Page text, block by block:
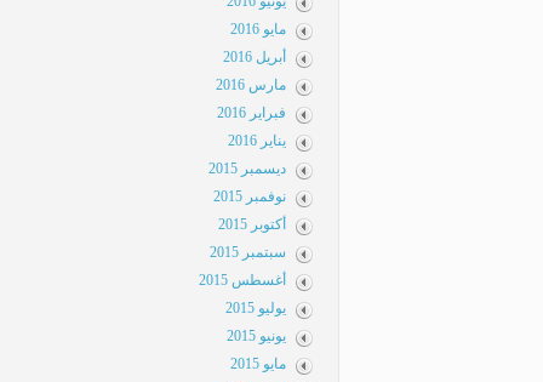
مايو 2016
أبريل 2016
مارس 2016
فبراير 2016
يناير 2016
ديسمبر 2015
نوفمبر 2015
أكتوبر 2015
سبتمبر 2015
أغسطس 2015
يوليو 2015
يونيو 2015
مايو 2015